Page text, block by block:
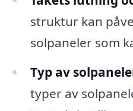
struktur kan
solpaneler som
Typ av
typer av